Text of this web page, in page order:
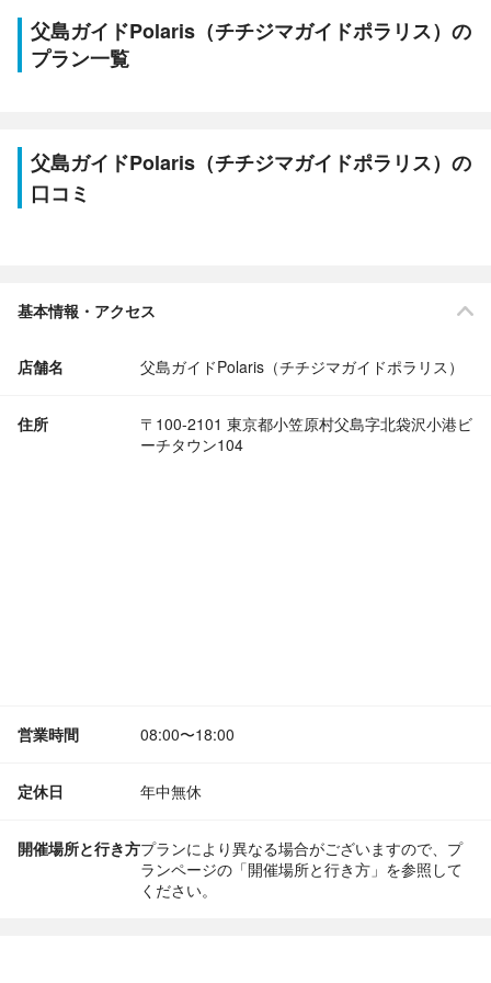
父島ガイドPolaris（チチジマガイドポラリス）の
プラン一覧
父島ガイドPolaris（チチジマガイドポラリス）の
口コミ
基本情報・アクセス
店舗名 父島ガイドPolaris（チチジマガイドポラリス）
住所
〒100-2101 東京都小笠原村父島字北袋沢小港ビ
ーチタウン104
営業時間 08:00〜18:00
定休日 年中無休
開催場所と行き方プランにより異なる場合がございますので、プ
ランページの「開催場所と行き方」を参照して
ください。